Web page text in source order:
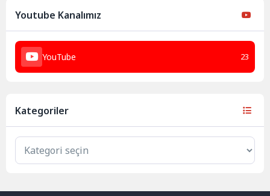
Youtube Kanalımız
YouTube 23
Kategoriler